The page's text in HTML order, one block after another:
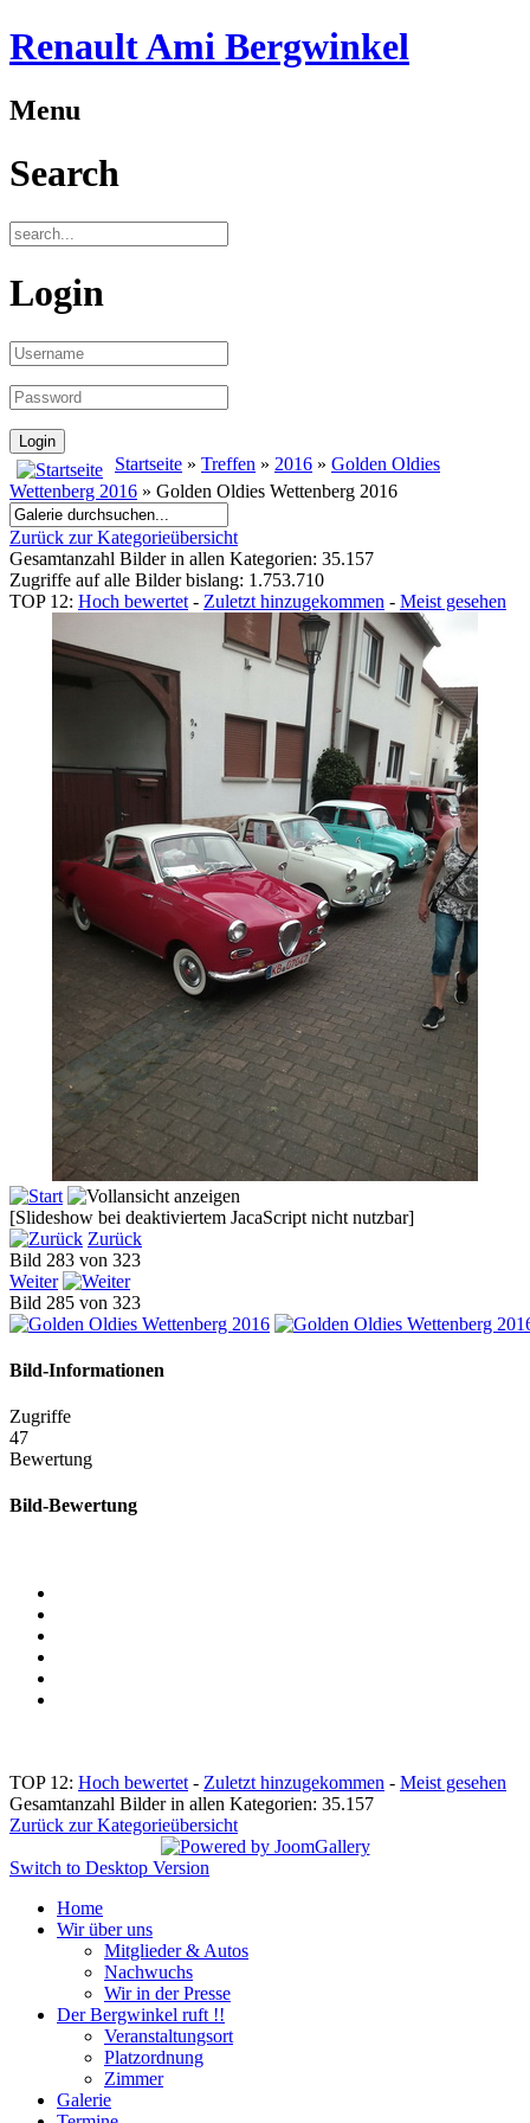
Renault Ami Bergwinkel
Menu
Search
Login
Startseite » Treffen » 2016 » Golden Oldies
Wettenberg 2016 » Golden Oldies Wettenberg 2016
Zurück zur Kategorieübersicht
Gesamtanzahl Bilder in allen Kategorien: 35.157
Zugriffe auf alle Bilder bislang: 1.753.710
TOP 12: Hoch bewertet - Zuletzt hinzugekommen - Meist gesehen
[Slideshow bei deaktiviertem JacaScript nicht nutzbar]
Zurück
Bild 283 von 323
Weiter
Bild 285 von 323
Bild-Informationen
Zugriffe
47
Bewertung
Bild-Bewertung
TOP 12: Hoch bewertet - Zuletzt hinzugekommen - Meist gesehen
Gesamtanzahl Bilder in allen Kategorien: 35.157
Zurück zur Kategorieübersicht
Switch to Desktop Version
Home
Wir über uns
Mitglieder & Autos
Nachwuchs
Wir in der Presse
Der Bergwinkel ruft !!
Veranstaltungsort
Platzordnung
Zimmer
Galerie